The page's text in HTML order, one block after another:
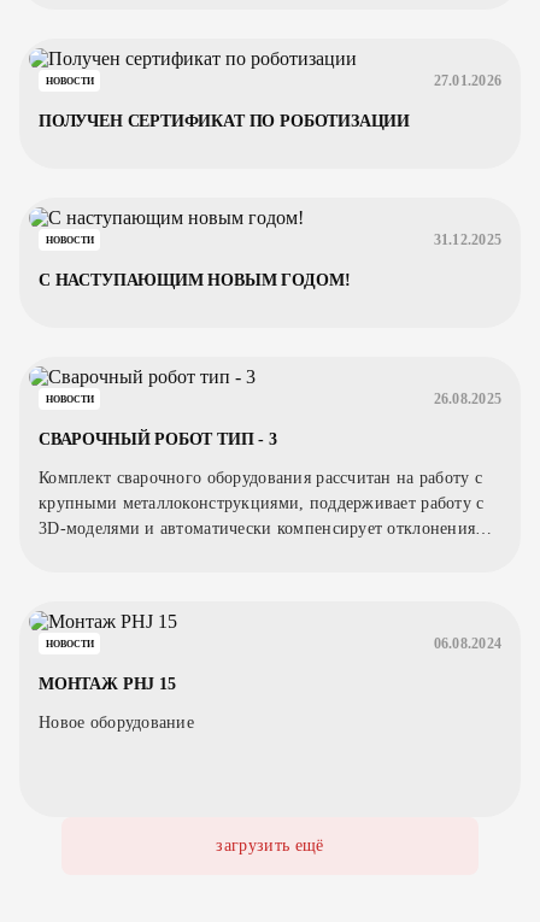
НОВОСТИ 27.01.2026
ПОЛУЧЕН СЕРТИФИКАТ ПО РОБОТИЗАЦИИ
НОВОСТИ 31.12.2025
С НАСТУПАЮЩИМ НОВЫМ ГОДОМ!
НОВОСТИ 26.08.2025
СВАРОЧНЫЙ РОБОТ ТИП - 3
Комплект сварочного оборудования рассчитан на работу с
крупными металлоконструкциями, поддерживает работу с
3D-моделями и автоматически компенсирует отклонения
НОВОСТИ 06.08.2024
МОНТАЖ PHJ 15
Новое оборудование
загрузить ещё